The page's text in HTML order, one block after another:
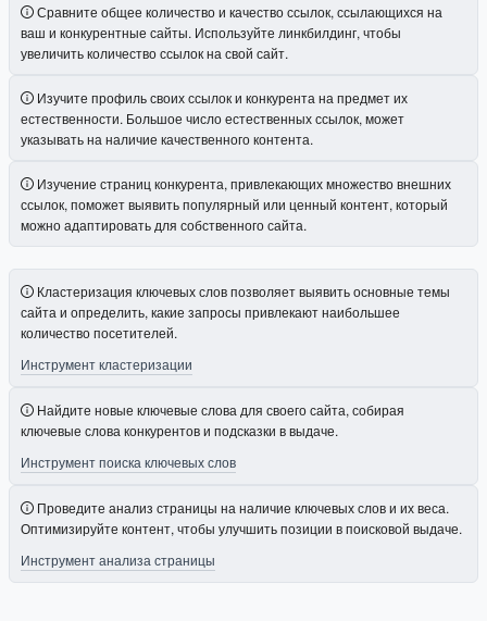
Сравните общее количество и качество ссылок, ссылающихся на
ваш и конкурентные сайты. Используйте линкбилдинг, чтобы
увеличить количество ссылок на свой сайт.
Изучите профиль своих ссылок и конкурента на предмет их
естественности. Большое число естественных ссылок, может
указывать на наличие качественного контента.
Изучение страниц конкурента, привлекающих множество внешних
ссылок, поможет выявить популярный или ценный контент, который
можно адаптировать для собственного сайта.
Кластеризация ключевых слов позволяет выявить основные темы
сайта и определить, какие запросы привлекают наибольшее
количество посетителей.
Инструмент кластеризации
Найдите новые ключевые слова для своего сайта, собирая
ключевые слова конкурентов и подсказки в выдаче.
Инструмент поиска ключевых слов
Проведите анализ страницы на наличие ключевых слов и их веса.
Оптимизируйте контент, чтобы улучшить позиции в поисковой выдаче.
Инструмент анализа страницы